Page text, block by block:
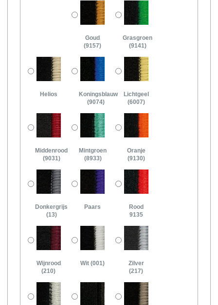
Goud
(9157)
Grasgroen
(9141)
Helios
Koningsblauw
(9074)
Lichtgeel
(6007)
Middenrood
(9031)
Mintgroen
(8933)
Oranje
(9130)
Donkergrijs
(13)
Paars
Rood
9135
Wijnrood
(210)
Wit (001)
Zilver
(217)